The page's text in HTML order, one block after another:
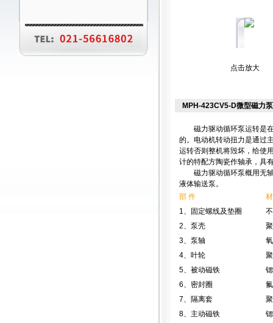
点击放大
MPH-423CV5-D微型磁力泵
磁力驱动循环泵运转是在
的。电动机转动扭力是通过
运转否则整机将毁坏，给使
计的特配方陶瓷作轴承，具
磁力驱动循环泵概用无轴
液体输送泵。
部 件
1、固定螺线及垫圈
2、泵壳
3、泵轴
4、叶轮
5、被动磁铁
6、密封圈
7、隔离套
8、主动磁铁